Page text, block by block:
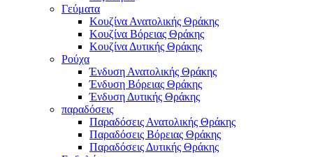
Γεύματα
Κουζίνα Ανατολικής Θράκης
Κουζίνα Βόρειας Θράκης
Κουζίνα Δυτικής Θράκης
Ρούχα
Ένδυση Ανατολικής Θράκης
Ένδυση Βόρειας Θράκης
Ένδυση Δυτικής Θράκης
παραδόσεις
Παραδόσεις Ανατολικής Θράκης
Παραδόσεις Βόρειας Θράκης
Παραδόσεις Δυτικής Θράκης